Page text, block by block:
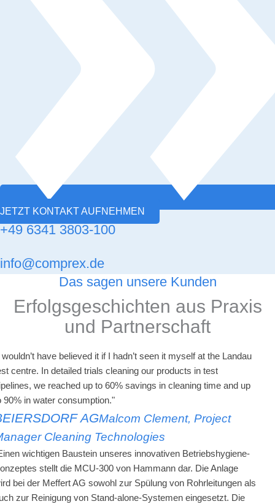
JETZT KONTAKT AUFNEHMEN
+49 6341 3803-100
info@comprex.de
Das sagen unsere Kunden
Erfolgsgeschichten aus Praxis
und Partnerschaft
wouldn’t have believed it if I hadn’t seen it myself at the Landau
centre. In detailed trials cleaning our products in test
we reached up to 60% savings in cleaning time and up
90% in water consumption."
AGMalcom Clement, Project
Cleaning Technologies
wichtigen Baustein unseres innovativen Betriebshygiene-
stellt die MCU-300 von Hammann dar. Die Anlage
bei der Meffert AG sowohl zur Spülung von Rohrleitungen als
zur Reinigung von Stand-alone-Systemen eingesetzt. Die